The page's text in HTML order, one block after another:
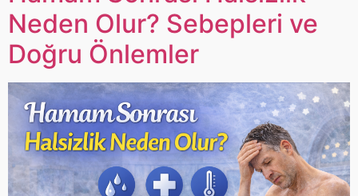
Neden Olur? Sebepleri ve
Doğru Önlemler